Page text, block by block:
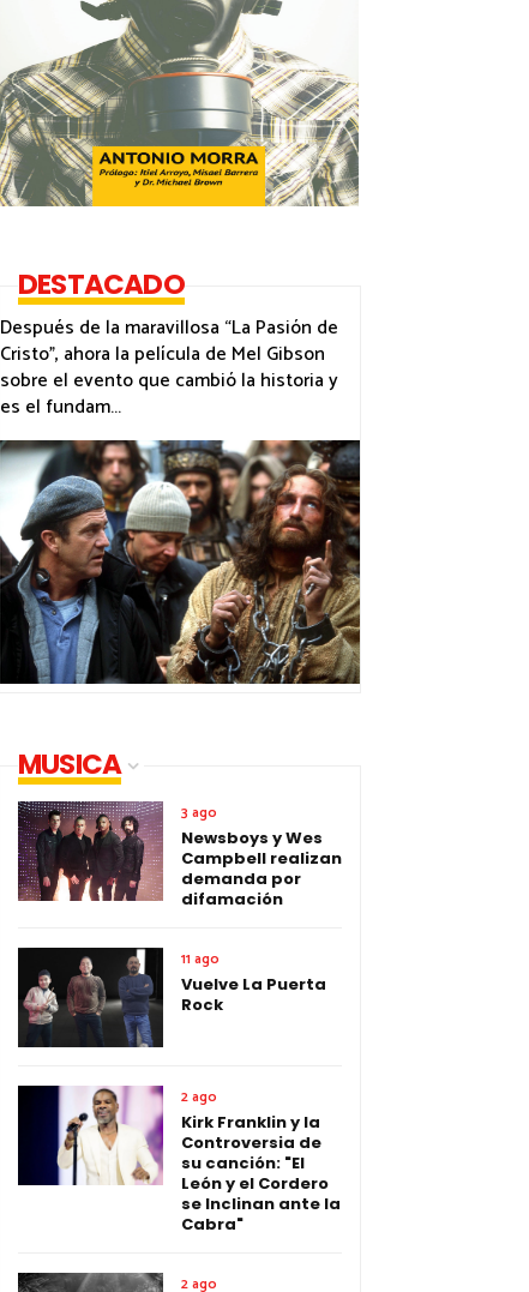
DESTACADO
Después de la maravillosa “La Pasión de
Cristo”, ahora la película de Mel Gibson
sobre el evento que cambió la historia y
es el fundam...
MUSICA
3 ago
Newsboys y Wes
Campbell realizan
demanda por
difamación
11 ago
Vuelve La Puerta
Rock
2 ago
Kirk Franklin y la
Controversia de
su canción: "El
León y el Cordero
se Inclinan ante la
Cabra"
2 ago